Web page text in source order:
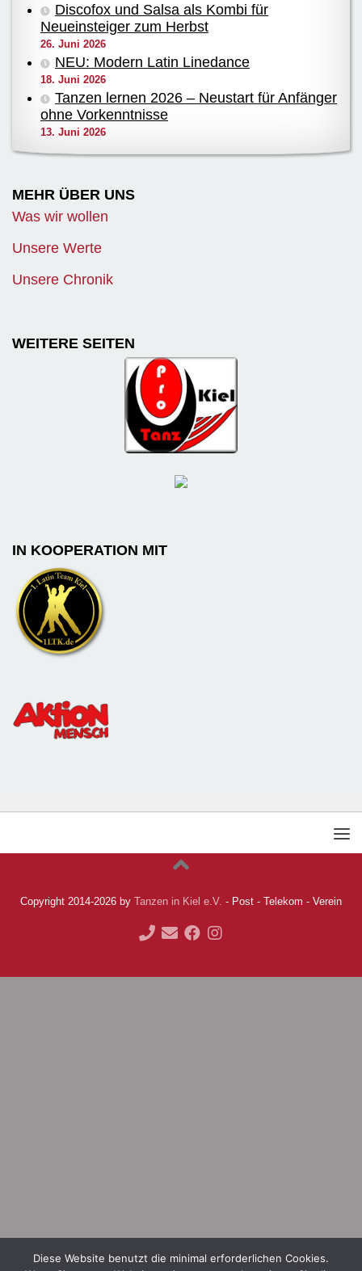
Discofox und Salsa als Kombi für
Neueinsteiger zum Herbst
26. Juni 2026
NEU: Modern Latin Linedance
18. Juni 2026
Tanzen lernen 2026 – Neustart für Anfänger
ohne Vorkenntnisse
13. Juni 2026
MEHR ÜBER UNS
Was wir wollen
Unsere Werte
Unsere Chronik
WEITERE SEITEN
IN KOOPERATION MIT
Copyright 2014-2026 by Tanzen in Kiel e.V. - Post - Telekom - Verein
Diese Website benutzt die minimal erforderlichen Cookies.